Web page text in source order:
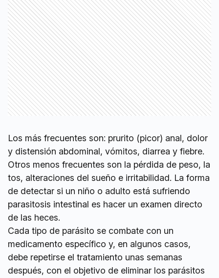
Los más frecuentes son: prurito (picor) anal, dolor
y distensión abdominal, vómitos, diarrea y fiebre.
Otros menos frecuentes son la pérdida de peso, la
tos, alteraciones del sueño e irritabilidad. La forma
de detectar si un niño o adulto está sufriendo
parasitosis intestinal es hacer un examen directo
de las heces.
Cada tipo de parásito se combate con un
medicamento específico y, en algunos casos,
debe repetirse el tratamiento unas semanas
después, con el objetivo de eliminar los parásitos